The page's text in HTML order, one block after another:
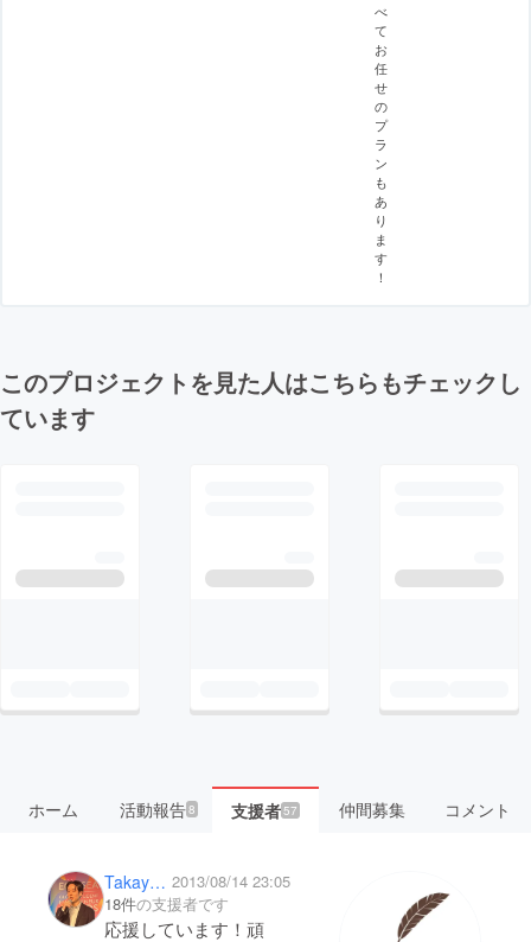
べ
て
お
任
せ
の
プ
ラ
ン
も
あ
り
ま
す
！
このプロジェクトを見た人はこちらもチェックし
ています
ホーム 活動報告8 支援者57 仲間募集 コメント
Takayuki Koyama 2013/08/14 23:05
18件の支援者です
応援しています！頑